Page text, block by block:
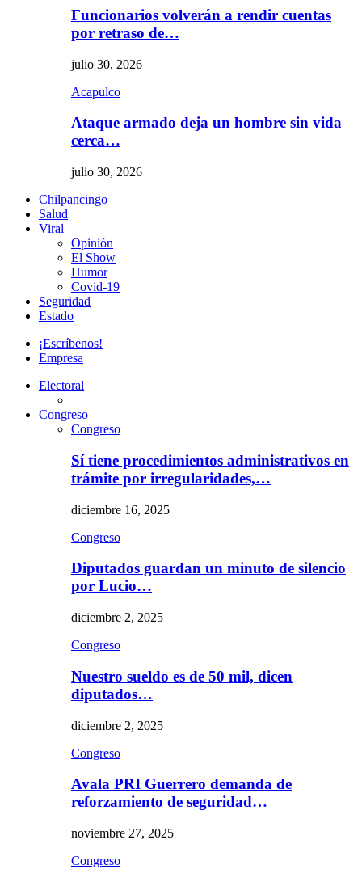
Funcionarios volverán a rendir cuentas
por retraso de…
julio 30, 2026
Acapulco
Ataque armado deja un hombre sin vida
cerca…
julio 30, 2026
Chilpancingo
Salud
Viral
Opinión
El Show
Humor
Covid-19
Seguridad
Estado
¡Escríbenos!
Empresa
Electoral
Congreso
Congreso
Sí tiene procedimientos administrativos en
trámite por irregularidades,…
diciembre 16, 2025
Congreso
Diputados guardan un minuto de silencio
por Lucio…
diciembre 2, 2025
Congreso
Nuestro sueldo es de 50 mil, dicen
diputados…
diciembre 2, 2025
Congreso
Avala PRI Guerrero demanda de
reforzamiento de seguridad…
noviembre 27, 2025
Congreso